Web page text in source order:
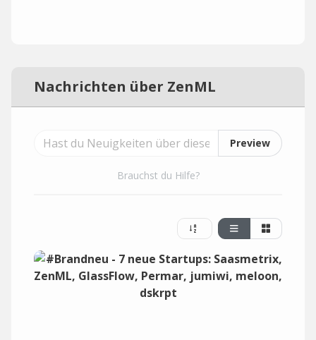
Nachrichten über ZenML
Preview
Brauchst du Hilfe?